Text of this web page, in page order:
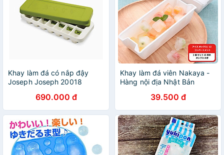
Khay làm đá có nắp đậy
Joseph Joseph 20018
690.000 đ
Khay làm đá viên Nakaya -
Hàng nội địa Nhật Bản
39.500 đ